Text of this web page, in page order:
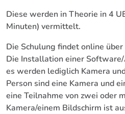
Diese werden in Theorie in 4
Minuten) vermittelt.
Die Schulung findet online
Die Installation einer
es werden lediglich Kamera
Person sind eine Kamera und
eine Teilnahme von zwei oder
Kamera/einem Bildschirm ist